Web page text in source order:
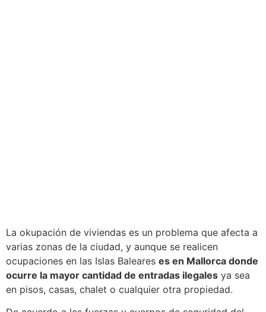
La okupación de viviendas es un problema que afecta a
varias zonas de la ciudad, y aunque se realicen
ocupaciones en las Islas Baleares es en Mallorca donde
ocurre la mayor cantidad de entradas ilegales ya sea
en pisos, casas, chalet o cualquier otra propiedad.